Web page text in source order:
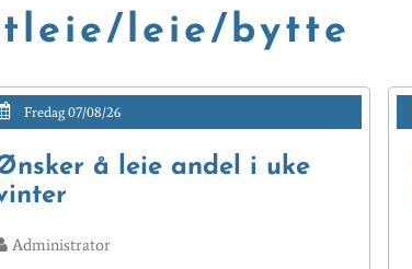
leie/bytte
Fredag 07/08/26
å leie andel i uke
Administrator